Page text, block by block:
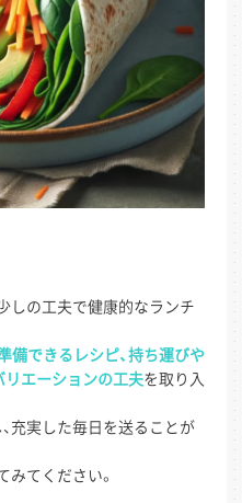
しの工夫で健康的なランチ
備できるレシピ、持ち運びや
リエーションの工夫を取り入
充実した毎日を送ることが
みてください。